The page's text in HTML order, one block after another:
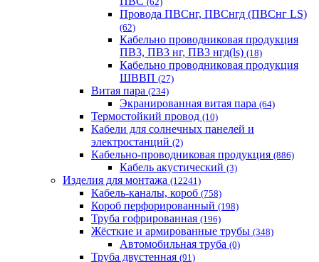
Провода ПВСнг, ПВСнгд (ПВСнг LS)
(62)
Кабельно проводниковая продукция
ПВ3, ПВ3 нг, ПВ3 нгд(ls) (18)
Кабельно проводниковая продукция
ШВВП (27)
Витая пара (234)
Экранированная витая пара (64)
Термостойкий провод (10)
Кабели для солнечных панелей и
электростанций (2)
Кабельно-проводниковая продукция (886)
Кабель акустический (3)
Изделия для монтажа (12241)
Кабель-каналы, короб (758)
Короб перфорированный (198)
Труба гофрированная (196)
Жёсткие и армированные трубы (348)
Автомобильная труба (0)
Труба двустенная (91)